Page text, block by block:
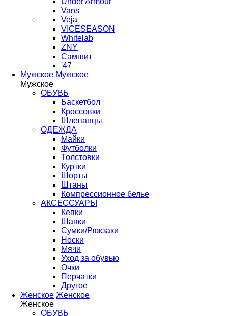
Vans
Veja
VICESEASON
Whitelab
ZNY
Самшит
'47
Мужское Мужское
Мужское
ОБУВЬ
Баскетбол
Кроссовки
Шлепанцы
ОДЕЖДА
Майки
Футболки
Толстовки
Куртки
Шорты
Штаны
Компрессионное белье
АКСЕССУАРЫ
Кепки
Шапки
Сумки/Рюкзаки
Носки
Мячи
Уход за обувью
Очки
Перчатки
Другое
Женское Женское
Женское
ОБУВЬ